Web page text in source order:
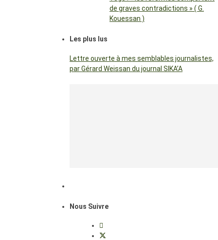
de graves contradictions » ( G.
Kouessan )
Les plus lus
Lettre ouverte à mes semblables journalistes,
par Gérard Weissan du journal SIKA’A
Nous Suivre